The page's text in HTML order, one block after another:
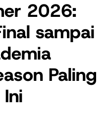
2026:
sampai
Paling